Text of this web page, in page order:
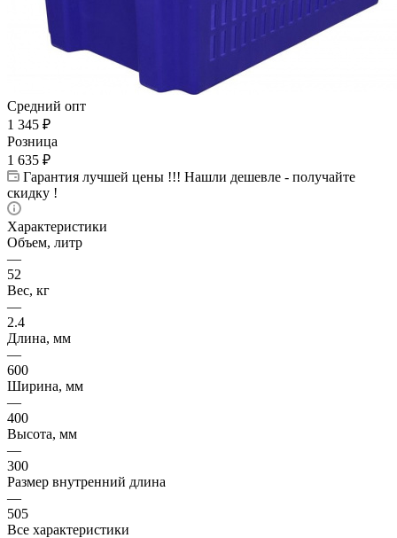
Средний опт
1 345 ₽
Розница
1 635 ₽
Гарантия лучшей цены !!! Нашли дешевле - получайте
скидку !
Характеристики
Объем, литр
—
52
Вес, кг
—
2.4
Длина, мм
—
600
Ширина, мм
—
400
Высота, мм
—
300
Размер внутренний длина
—
505
Все характеристики